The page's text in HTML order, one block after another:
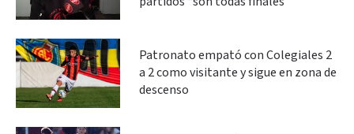
Patronato empató con Colegiales 2
a 2 como visitante y sigue en zona de
descenso